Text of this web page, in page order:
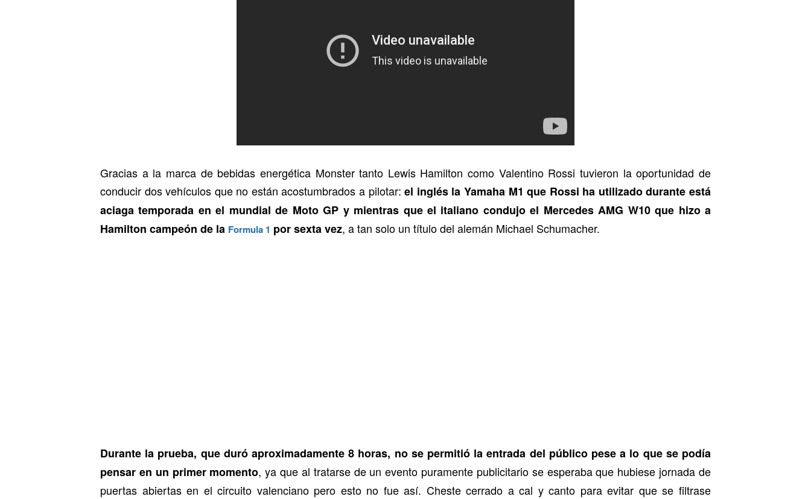
Gracias a la marca de bebidas energética Monster tanto Lewis Hamilton como Valentino Rossi tuvieron la oportunidad de
conducir dos vehículos que no están acostumbrados a pilotar: el inglés la Yamaha M1 que Rossi ha utilizado durante está
aciaga temporada en el mundial de Moto GP y mientras que el italiano condujo el Mercedes AMG W10 que hizo a
Hamilton campeón de la Formula 1 por sexta vez, a tan solo un título del alemán Michael Schumacher.
Durante la prueba, que duró aproximadamente 8 horas, no se permitió la entrada del público pese a lo que se podía
pensar en un primer momento, ya que al tratarse de un evento puramente publicitario se esperaba que hubiese jornada de
puertas abiertas en el circuito valenciano pero esto no fue así. Cheste cerrado a cal y canto para evitar que se filtrase